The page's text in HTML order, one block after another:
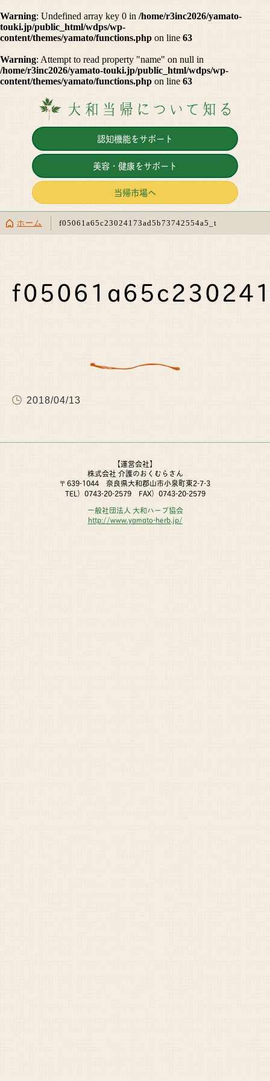
Warning: Undefined array key 0 in /home/r3inc2026/yamato-
touki.jp/public_html/wdps/wp-
content/themes/yamato/functions.php on line 63
Warning: Attempt to read property "name" on null in
/home/r3inc2026/yamato-touki.jp/public_html/wdps/wp-
content/themes/yamato/functions.php on line 63
認知機能をサポート
美容・健康をサポート
当帰市場へ
ホーム f05061a65c23024173ad5b73742554a5_t
2018/04/13
【運営会社】
株式会社 介護のおくむらさん
〒 639-1044 奈良県大和郡山市小泉町東2-7-3
TEL）0743-20-2579 FAX）0743-20-2579
一般社団法人 大和ハーブ協会
http://www.yamato-herb.jp/